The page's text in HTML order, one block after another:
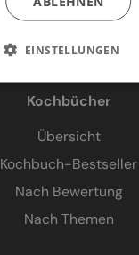
Kochbücher
Übersicht
Kochbuch-Bestseller
Nach Bewertung
Nach Themen
EINSTELLUNGEN